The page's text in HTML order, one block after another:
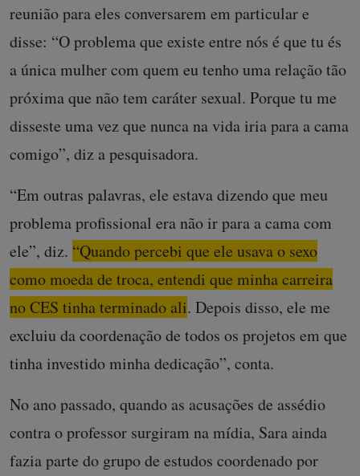
reunião para eles conversarem em particular e
disse: “O problema que existe entre nós é que tu és
a única mulher com quem eu tenho uma relação tão
próxima que não tem caráter sexual. Porque tu me
disseste uma vez que nunca na vida iria para a cama
comigo”, diz a pesquisadora.
“Em outras palavras, ele estava dizendo que meu
problema profissional era não ir para a cama com
ele”, diz. “Quando percebi que ele usava o sexo
como moeda de troca, entendi que minha carreira
no CES tinha terminado ali. Depois disso, ele me
excluiu da coordenação de todos os projetos em que
tinha investido minha dedicação”, conta.
No ano passado, quando as acusações de assédio
contra o professor surgiram na mídia, Sara ainda
fazia parte do grupo de estudos coordenado por